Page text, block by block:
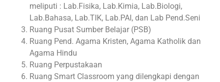
meliputi : Lab.Fisika, Lab.Kimia, Lab.Biologi,
Lab.Bahasa, Lab.TIK, Lab.PAI, dan Lab Pend.Seni
Ruang Pusat Sumber Belajar (PSB)
Ruang Pend. Agama Kristen, Agama Katholik dan
Agama Hindu
Ruang Perpustakaan
Ruang Smart Classroom yang dilengkapi dengan